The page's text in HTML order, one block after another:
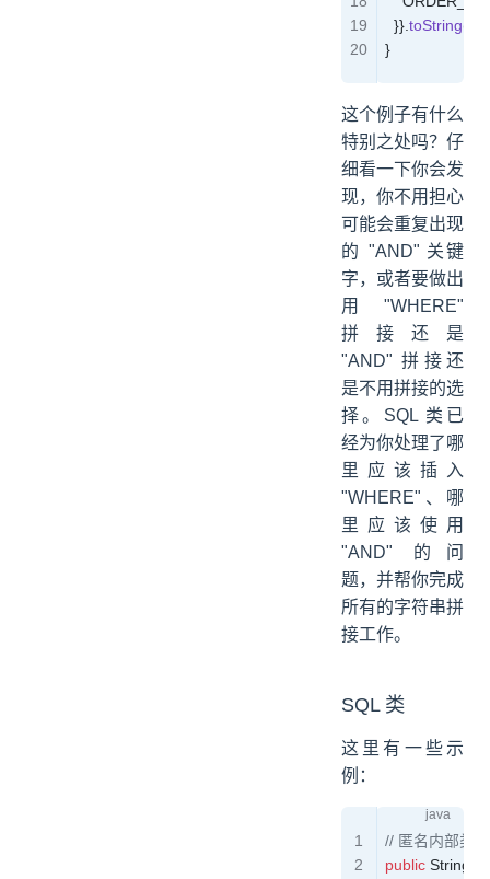
  }}
toString
}
这个例子有什么
特别之处吗？仔
细看一下你会发
现，你不用担心
可能会重复出现
的 "AND" 关键
字，或者要做出
用 "WHERE"
拼接还是
"AND" 拼接还
是不用拼接的选
择。SQL 类已
经为你处理了哪
里应该插入
"WHERE"、哪
里应该使用
"AND" 的问
题，并帮你完成
所有的字符串拼
接工作。
SQL 类
这里有一些示
例：
// 匿名内部类
public String